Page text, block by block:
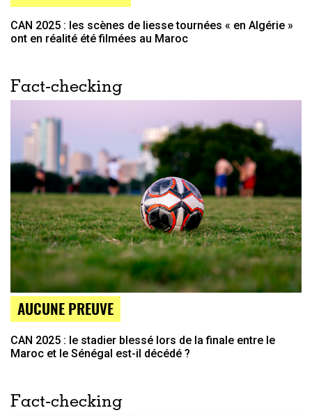
CAN 2025 : les scènes de liesse tournées « en Algérie »
ont en réalité été filmées au Maroc
Fact-checking
AUCUNE PREUVE
CAN 2025 : le stadier blessé lors de la finale entre le
Maroc et le Sénégal est-il décédé ?
Fact-checking